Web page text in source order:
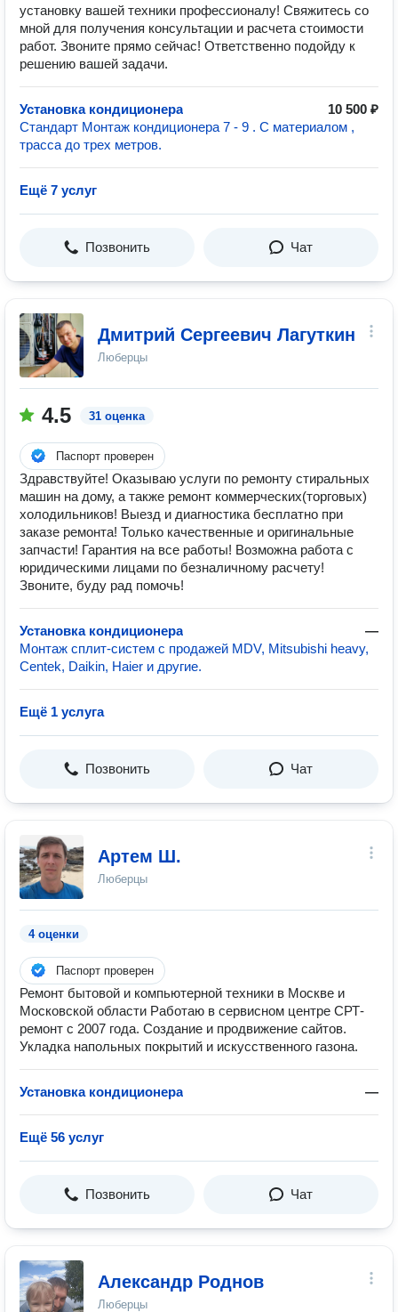
установку вашей техники профессионалу! Свяжитесь со
мной для получения консультации и расчета стоимости
работ. Звоните прямо сейчас! Ответственно подойду к
решению вашей задачи.
Установка кондиционера
10 500 ₽
Стандарт Монтаж кондиционера 7 - 9 . С материалом ,
трасса до трех метров.
Ещё 7 услуг
Позвонить Чат
Дмитрий Сергеевич Лагуткин
Люберцы
4.5 31 оценка
Паспорт проверен
Здравствуйте! Оказываю услуги по ремонту стиральных
машин на дому, а также ремонт коммерческих(торговых)
холодильников! Выезд и диагностика бесплатно при
заказе ремонта! Только качественные и оригинальные
запчасти! Гарантия на все работы! Возможна работа с
юридическими лицами по безналичному расчету!
Звоните, буду рад помочь!
Установка кондиционера
—
Монтаж сплит-систем с продажей MDV, Mitsubishi heavy,
Centek, Daikin, Haier и другие.
Ещё 1 услуга
Позвонить Чат
Артем Ш.
Люберцы
4 оценки
Паспорт проверен
Ремонт бытовой и компьютерной техники в Москве и
Московской области Работаю в сервисном центре СРТ-
ремонт с 2007 года. Создание и продвижение сайтов.
Укладка напольных покрытий и искусственного газона.
Установка кондиционера —
Ещё 56 услуг
Позвонить Чат
Александр Роднов
Люберцы